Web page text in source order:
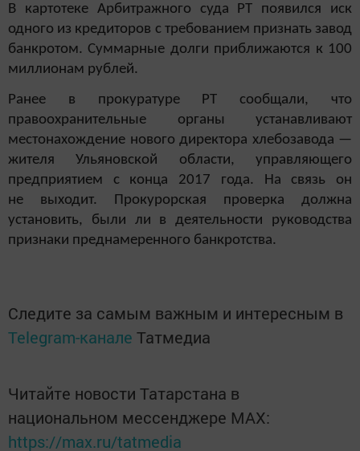
В картотеке Арбитражного суда РТ появился иск
одного из кредиторов с требованием признать завод
банкротом. Суммарные долги приближаются к 100
миллионам рублей.
Ранее в прокуратуре РТ сообщали, что
правоохранительные органы устанавливают
местонахождение нового директора хлебозавода —
жителя Ульяновской области, управляющего
предприятием с конца 2017 года. На связь он
не выходит. Прокурорская проверка должна
установить, были ли в деятельности руководства
признаки преднамеренного банкротства.
Следите за самым важным и интересным в
Telegram-канале Татмедиа
Читайте новости Татарстана в
национальном мессенджере MАХ:
https://max.ru/tatmedia